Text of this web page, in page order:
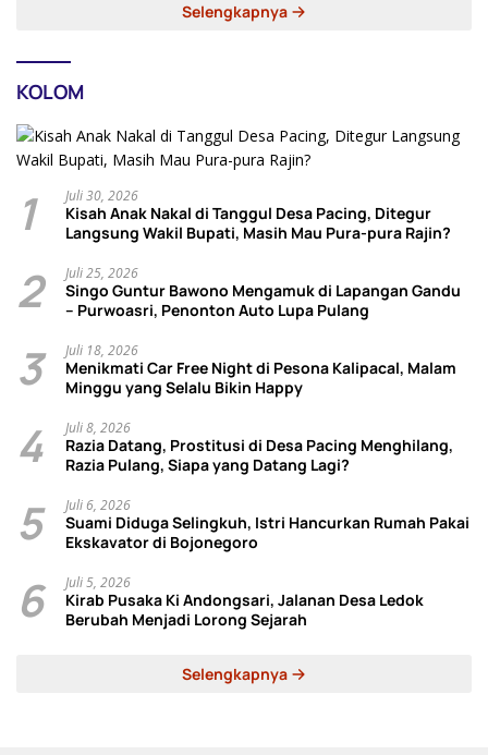
Selengkapnya
KOLOM
1 Juli 30, 2026
Kisah Anak Nakal di Tanggul Desa Pacing, Ditegur
Langsung Wakil Bupati, Masih Mau Pura-pura Rajin?
2 Juli 25, 2026
Singo Guntur Bawono Mengamuk di Lapangan Gandu
– Purwoasri, Penonton Auto Lupa Pulang
3 Juli 18, 2026
Menikmati Car Free Night di Pesona Kalipacal, Malam
Minggu yang Selalu Bikin Happy
4 Juli 8, 2026
Razia Datang, Prostitusi di Desa Pacing Menghilang,
Razia Pulang, Siapa yang Datang Lagi?
5 Juli 6, 2026
Suami Diduga Selingkuh, Istri Hancurkan Rumah Pakai
Ekskavator di Bojonegoro
6 Juli 5, 2026
Kirab Pusaka Ki Andongsari, Jalanan Desa Ledok
Berubah Menjadi Lorong Sejarah
Selengkapnya